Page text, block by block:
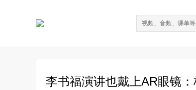
李书福演讲也戴上AR眼镜